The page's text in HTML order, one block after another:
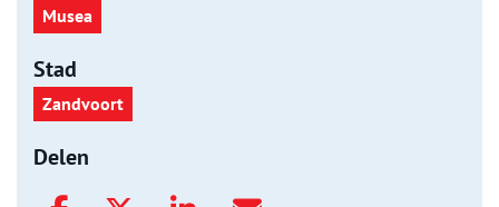
Musea
Stad
Zandvoort
Delen